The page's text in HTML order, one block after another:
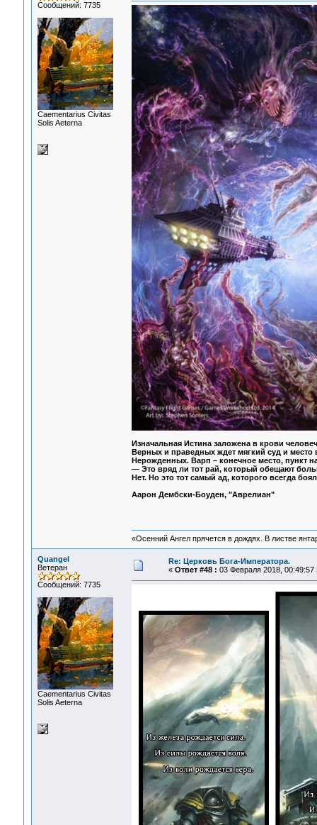
Сообщений: 7735
Сaementarius Civitas
Solis Aeterna
Изначальная Истина заложена в крови
Верных и праведных ждет мягкий суд и
Нерожденных. Варп – конечное место, пункт
— Это вряд ли тот рай, который обещают
Нет. Но это тот самый ад, которого всегда
Аарон Дембски-Боуден, "Аврелиан"
«Осенний Ангел прячется в дождях. В листве
Quangel
Ветеран
Сообщений: 7735
Сaementarius Civitas
Solis Aeterna
Re: Церковь Бога-Императора.
« Ответ #48 : 03 Февраля 2018, 00:49:57